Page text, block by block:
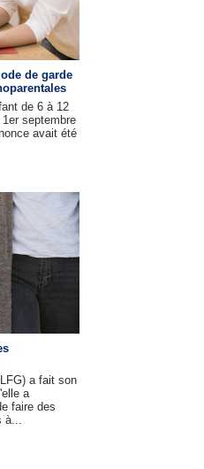
de garde
de 6 à 12
septembre
avait été
a fait son
a
faire des